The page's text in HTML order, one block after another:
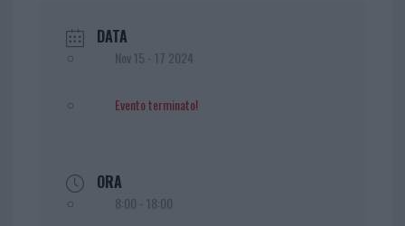
DATA
Nov 15 - 17 2024
Evento terminato!
ORA
8:00 - 18:00